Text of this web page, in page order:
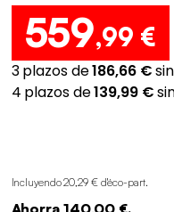
559,99 €
Incluyendo 20,29 € d'éco-part.
Ahorra 140,00 €.